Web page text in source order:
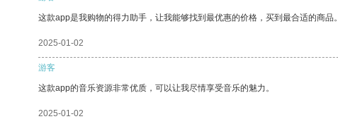
这款app是我购物的得力助手，让我能够找到最优惠的价格，买到最合适的商品。
2025-01-02
游客
这款app的音乐资源非常优质，可以让我尽情享受音乐的魅力。
2025-01-02